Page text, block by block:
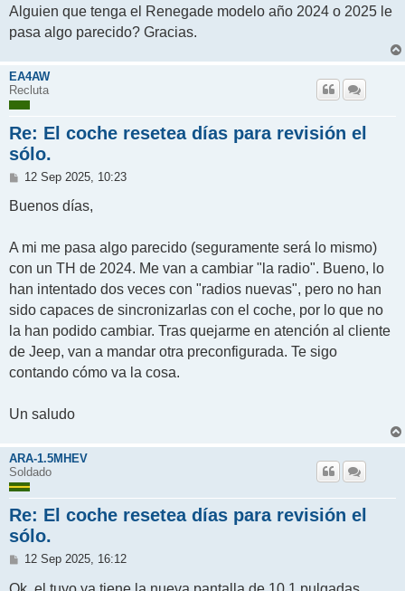
Alguien que tenga el Renegade modelo año 2024 o 2025 le
pasa algo parecido? Gracias.
EA4AW
Recluta
Re: El coche resetea días para revisión el
sólo.
M
n
12 Sep 2025, 10:23
Buenos días,
A mi me pasa algo parecido (seguramente será lo mismo)
con un TH de 2024. Me van a cambiar "la radio". Bueno, lo
han intentado dos veces con "radios nuevas", pero no han
sido capaces de sincronizarlas con el coche, por lo que no
la han podido cambiar. Tras quejarme en atención al cliente
de Jeep, van a mandar otra preconfigurada. Te sigo
contando cómo va la cosa.
Un saludo
ARA-1.5MHEV
Soldado
Re: El coche resetea días para revisión el
sólo.
M
n
12 Sep 2025, 16:12